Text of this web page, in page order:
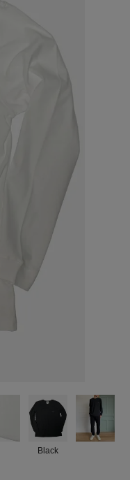
Black